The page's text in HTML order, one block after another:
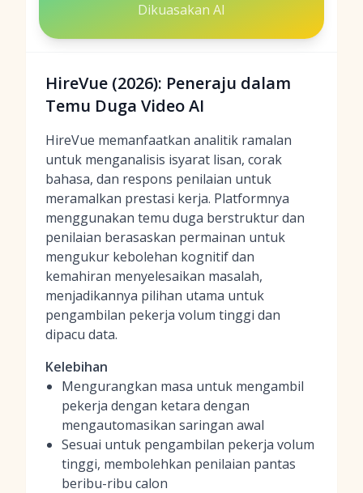
Dikuasakan AI
HireVue (2026): Peneraju dalam
Temu Duga Video AI
HireVue memanfaatkan analitik ramalan
untuk menganalisis isyarat lisan, corak
bahasa, dan respons penilaian untuk
meramalkan prestasi kerja. Platformnya
menggunakan temu duga berstruktur dan
penilaian berasaskan permainan untuk
mengukur kebolehan kognitif dan
kemahiran menyelesaikan masalah,
menjadikannya pilihan utama untuk
pengambilan pekerja volum tinggi dan
dipacu data.
Kelebihan
Mengurangkan masa untuk mengambil
pekerja dengan ketara dengan
mengautomasikan saringan awal
Sesuai untuk pengambilan pekerja volum
tinggi, membolehkan penilaian pantas
beribu-ribu calon